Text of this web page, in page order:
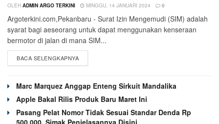
OLEH ADMIN ARGO TERKINI MINGGU, 14 JANUARI 2024 0
Argoterkini.com,Pekanbaru - Surat Izin Mengemudi (SIM) adalah
syarat bagi aeseorang untuk dapat menggunakan kenseraan
bermotor di jalan di mana SIM...
BACA SELENGKAPNYA
Marc Marquez Anggap Enteng Sirkuit Mandalika
Apple Bakal Rilis Produk Baru Maret Ini
Pasang Pelat Nomor Tidak Sesuai Standar Denda Rp